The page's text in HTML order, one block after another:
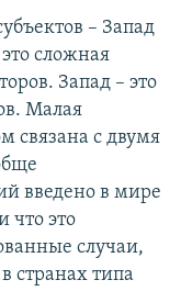
– Запад
сложная
Запад – это
Малая
связана с двумя
введено в мире
что это
случаи,
странах типа